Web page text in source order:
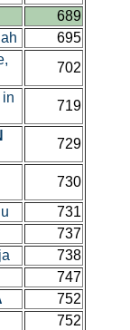
689
695
702
719
729
730
731
737
738
747
752
752